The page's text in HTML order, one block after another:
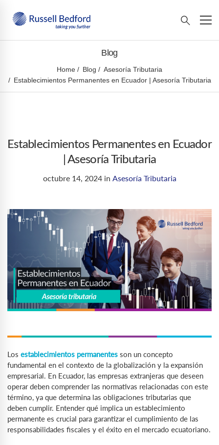
Blog
Home Blog
Asesoría Tributaria
Establecimientos Permanentes en Ecuador | Asesoría Tributaria
Establecimientos Permanentes en Ecuador
| Asesoría Tributaria
octubre 14, 2024in Asesoría Tributaria
Los establecimientos permanentes son un concepto
fundamental en el contexto de la globalización y la expansión
empresarial. En Ecuador, las empresas extranjeras que deseen
operar deben comprender las normativas relacionadas con este
término, ya que determina las obligaciones tributarias que
deben cumplir. Entender qué implica un establecimiento
permanente es crucial para garantizar el cumplimiento de las
responsabilidades fiscales y el éxito en el mercado ecuatoriano.